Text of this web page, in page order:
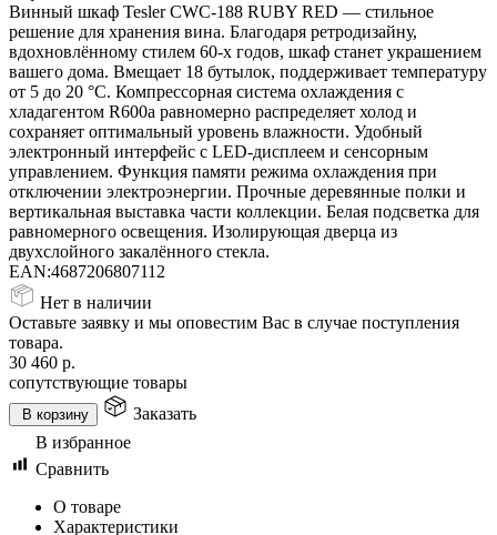
Винный шкаф Tesler CWC-188 RUBY RED — стильное
решение для хранения вина. Благодаря ретродизайну,
вдохновлённому стилем 60-х годов, шкаф станет украшением
вашего дома. Вмещает 18 бутылок, поддерживает температуру
от 5 до 20 °C. Компрессорная система охлаждения с
хладагентом R600a равномерно распределяет холод и
сохраняет оптимальный уровень влажности. Удобный
электронный интерфейс с LED-дисплеем и сенсорным
управлением. Функция памяти режима охлаждения при
отключении электроэнергии. Прочные деревянные полки и
вертикальная выставка части коллекции. Белая подсветка для
равномерного освещения. Изолирующая дверца из
двухслойного закалённого стекла.
EAN:4687206807112
Нет в наличии
Оставьте заявку и мы оповестим Вас в случае поступления
товара.
30 460 р.
сопутствующие товары
В корзину
Заказать
В избранное
Сравнить
О товаре
Характеристики